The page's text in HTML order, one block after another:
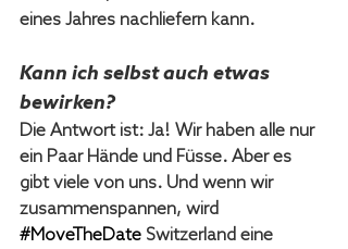
eines Jahres nachliefern kann.
Kann ich selbst auch etwas
bewirken?
Die Antwort ist: Ja! Wir haben alle nur
ein Paar Hände und Füsse. Aber es
gibt viele von uns. Und wenn wir
zusammenspannen, wird
#MoveTheDate Switzerland eine